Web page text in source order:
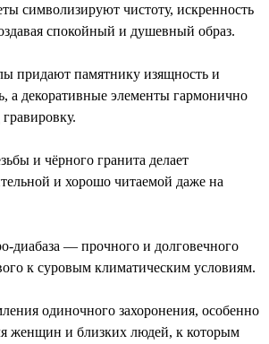
символизируют чистоту, искренность
спокойный и душевный образ.
придают памятнику изящность и
а декоративные элементы гармонично
и чёрного гранита делает
и хорошо читаемой даже на
диабаза — прочного и долговечного
к суровым климатическим условиям.
одиночного захоронения, особенно
женщин и близких людей, к которым